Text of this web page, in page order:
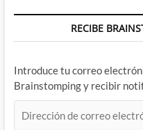
RECIBE
Introduce tu correo
Brainstomping y recibir
de